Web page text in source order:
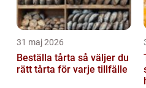
31 maj 2026
Beställa tårta så väljer du
rätt tårta för varje tillfälle